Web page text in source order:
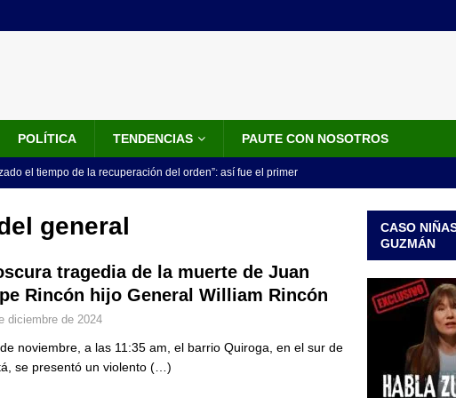
POLÍTICA TENDENCIAS PAUTE CON NOSOTROS
el tiempo de la recuperación del orden”: así fue el primer
la Espriella ya es presidente de Colombia: recibió la banda
de Abelardo De La Espriella: recibirá la banda presidencial
en el Cantón Pichincha
no asistirá a la posesión de Abelardo de la Espriella y llama a
general
tragedia de la muerte de Juan
Rincón hijo General William Rincón
diciembre de 2024
noviembre, a las 11:35 am, el barrio Quiroga, en el sur de
se presentó un violento (…)
CASO
GUZMÁN